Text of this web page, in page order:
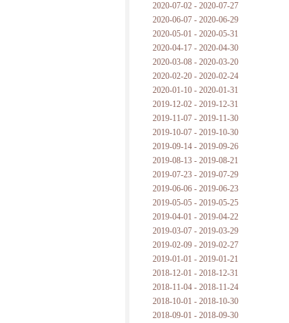
2020-07-02 - 2020-07-27
2020-06-07 - 2020-06-29
2020-05-01 - 2020-05-31
2020-04-17 - 2020-04-30
2020-03-08 - 2020-03-20
2020-02-20 - 2020-02-24
2020-01-10 - 2020-01-31
2019-12-02 - 2019-12-31
2019-11-07 - 2019-11-30
2019-10-07 - 2019-10-30
2019-09-14 - 2019-09-26
2019-08-13 - 2019-08-21
2019-07-23 - 2019-07-29
2019-06-06 - 2019-06-23
2019-05-05 - 2019-05-25
2019-04-01 - 2019-04-22
2019-03-07 - 2019-03-29
2019-02-09 - 2019-02-27
2019-01-01 - 2019-01-21
2018-12-01 - 2018-12-31
2018-11-04 - 2018-11-24
2018-10-01 - 2018-10-30
2018-09-01 - 2018-09-30